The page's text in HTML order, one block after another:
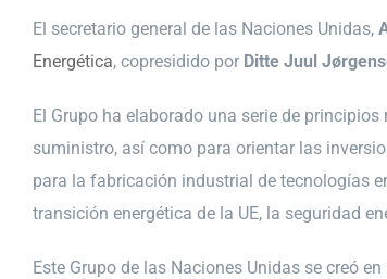
El secretario general de las Naciones Unidas,
Energética, copresidido por Ditte Juul
El Grupo ha elaborado una serie de
suministro, así como para orientar las
para la fabricación industrial de tecnologías
transición energética de la UE, la seguridad
Este Grupo de las Naciones Unidas se creó